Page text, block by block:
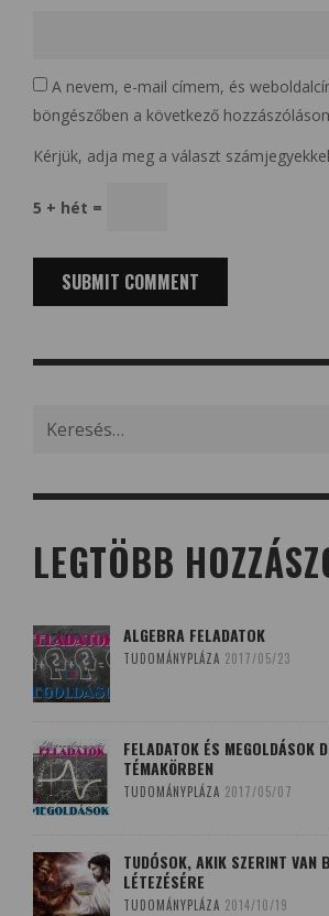
A nevem, e-mail címem, és
böngészőben a következő
Kérjük, adja meg a választ
5 + hét =
LEGTÖBB
ALGEBRA FELADATOK
TUDOMÁNYPLÁZA 2017/05/23
FELADATOK ÉS MEGOLDÁSOK
TÉMAKÖRBEN
TUDOMÁNYPLÁZA 2017/05/07
TUDÓSOK, AKIK SZERINT VAN
LÉTEZÉSÉRE
TUDOMÁNYPLÁZA 2014/10/19